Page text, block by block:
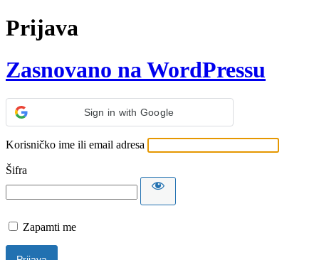
Prijava
Zasnovano na WordPressu
Sign in with Google
Korisničko ime ili email adresa
Šifra
Zapamti me